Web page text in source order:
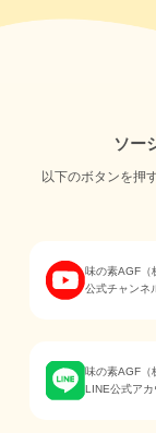
ソー
以下のボタンを押
味の素AGF（
公式チャンネ
味の素AGF（
LINE公式アカ